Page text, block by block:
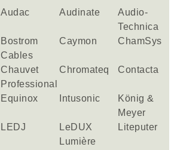
Audac Audinate
Audio-
Technica
Bostrom
Cables
Caymon ChamSys
Chauvet
Professional
Chromateq Contacta
Equinox Intusonic
König &
Meyer
LEDJ
LeDUX
Lumière
Liteputer